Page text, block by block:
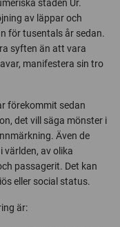
staden Ur.
av läppar och
för tusentals år sedan.
syften än att vara
manifestera sin tro
förekommit sedan
det vill säga mönster i
Även de
världen, av olika
passagerit. Det kan
eller social status.
är: